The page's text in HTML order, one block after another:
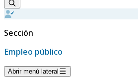
Sección
Empleo público
Abrir menú lateral